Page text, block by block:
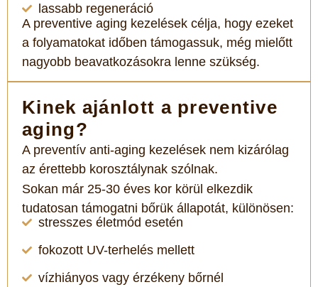
lassabb regeneráció
A preventive aging kezelések célja, hogy ezeket
a folyamatokat időben támogassuk, még mielőtt
nagyobb beavatkozásokra lenne szükség.
Kinek ajánlott a preventive
aging?
A preventív anti-aging kezelések nem kizárólag
az érettebb korosztálynak szólnak.
Sokan már 25-30 éves kor körül elkezdik
tudatosan támogatni bőrük állapotát, különösen:
stresszes életmód esetén
fokozott UV-terhelés mellett
vízhiányos vagy érzékeny bőrnél